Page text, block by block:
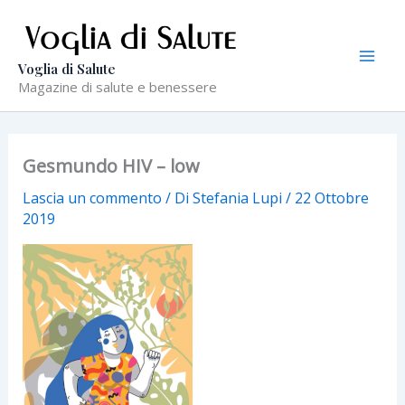
contenuto
Voglia di Salute
Magazine di salute e benessere
Gesmundo HIV – low
Lascia un commento / Di Stefania Lupi / 22 Ottobre
2019